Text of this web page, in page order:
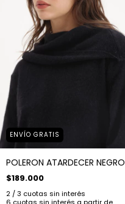
ENVÍO GRATIS
POLERON ATARDECER NEGRO
$189.000